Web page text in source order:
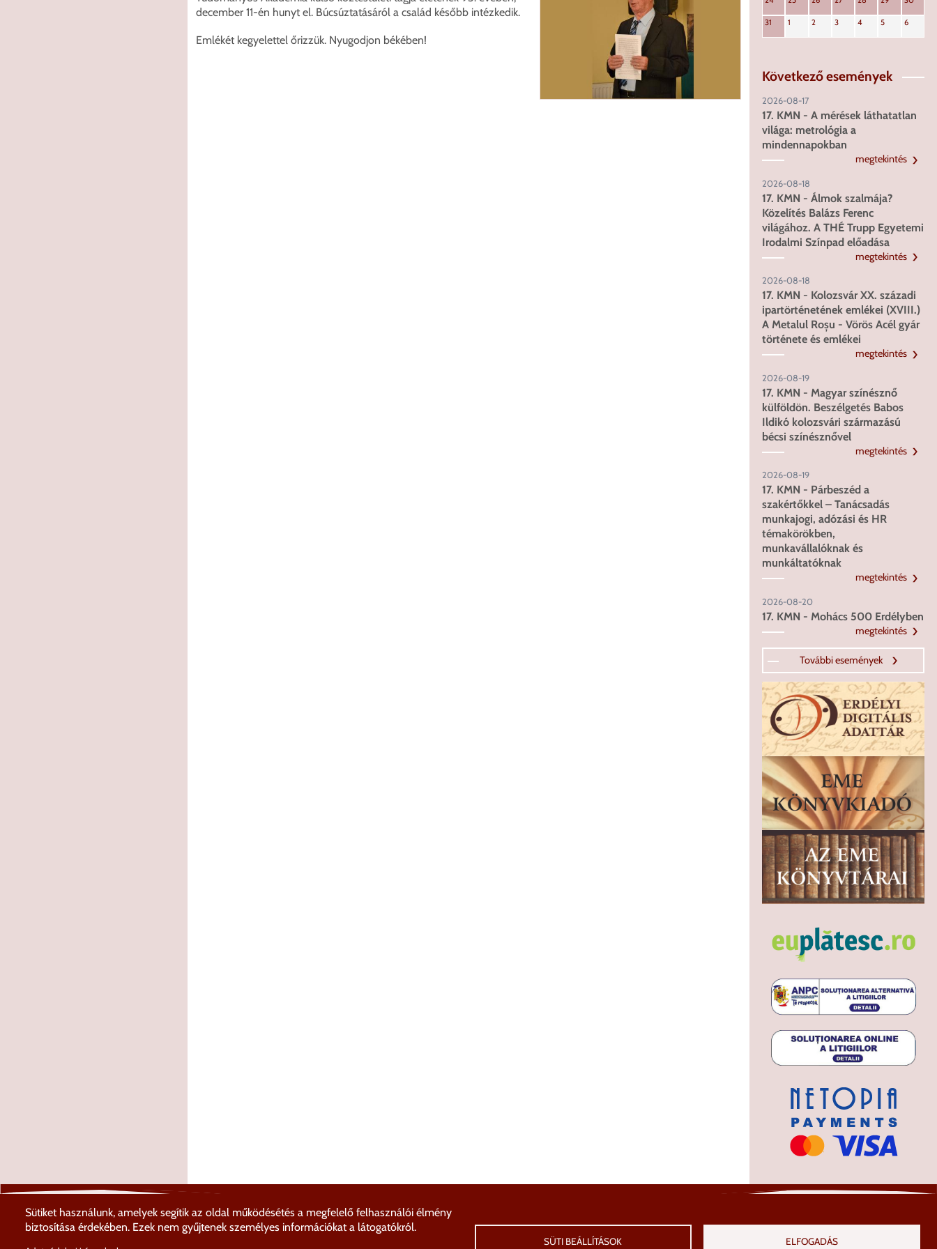
december 11-én hunyt el. Búcsúztatásáról a család később intézkedik.
Emlékét kegyelettel őrizzük. Nyugodjon békében!
31 1 2 3 4 5 6
Következő események
2026-08-17
17. KMN - A mérések láthatatlan
világa: metrológia a
mindennapokban
megtekintés
2026-08-18
17. KMN - Álmok szalmája?
Közelítés Balázs Ferenc
világához. A THÉ Trupp Egyetemi
Irodalmi Színpad előadása
megtekintés
2026-08-18
17. KMN - Kolozsvár XX. századi
ipartörténetének emlékei (XVIII.)
A Metalul Roșu - Vörös Acél gyár
története és emlékei
megtekintés
2026-08-19
17. KMN - Magyar színésznő
külföldön. Beszélgetés Babos
Ildikó kolozsvári származású
bécsi színésznővel
megtekintés
2026-08-19
17. KMN - Párbeszéd a
szakértőkkel – Tanácsadás
munkajogi, adózási és HR
témakörökben,
munkavállalóknak és
munkáltatóknak
megtekintés
2026-08-20
17. KMN - Mohács 500 Erdélyben
megtekintés
További események
Sütiket használunk, amelyek segítik az oldal működésétés a megfelelő felhasználói élmény
biztosítása érdekében. Ezek nem gyűjtenek személyes információkat a látogatókról.
SÜTI BEÁLLÍTÁSOK ELFOGADÁS